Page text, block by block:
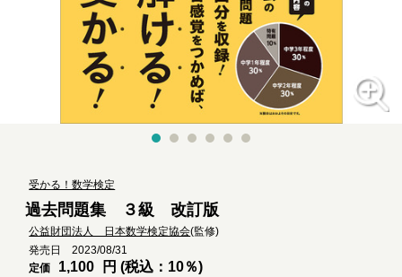
受かる！数学検定
過去問題集 ３級 改訂版
公益財団法人 日本数学検定協会(監修)
発売日 2023/08/31
定価
1,100 円 (税込：10％)